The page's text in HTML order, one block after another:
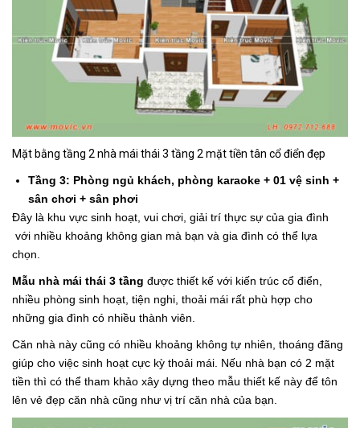
Mặt bằng tầng 2 nhà mái thái 3 tầng 2 mặt tiền tân cổ điển đẹp
Tầng 3: Phòng ngủ khách, phòng karaoke + 01 vệ sinh +
sân chơi + sân phơi
Đây là khu vực sinh hoạt, vui chơi, giải trí thực sự của gia đình
với nhiều khoảng không gian mà bạn và gia đình có thể lựa
chọn.
Mẫu nhà mái thái 3 tầng được thiết kế với kiến trúc cổ điển,
nhiều phòng sinh hoạt, tiện nghi, thoải mái rất phù hợp cho
những gia đình có nhiều thành viên.
Căn nhà này cũng có nhiều khoảng không tự nhiên, thoáng đãng
giúp cho việc sinh hoạt cực kỳ thoải mái. Nếu nhà bạn có 2 mặt
tiền thì có thể tham khảo xây dựng theo mẫu thiết kế này để tôn
lên vẻ đẹp căn nhà cũng như vị trí căn nhà của bạn.